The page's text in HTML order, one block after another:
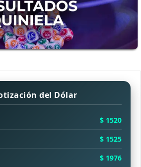
del Dólar
$ 1520
$ 1525
$ 1976